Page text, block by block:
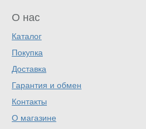
О нас
Каталог
Покупка
Доставка
Гарантия и обмен
Контакты
О магазине